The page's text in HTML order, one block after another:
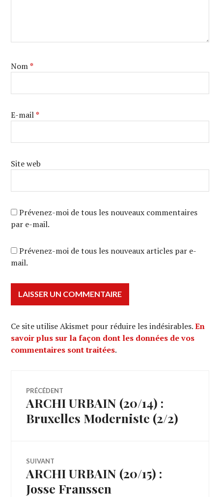
Nom*
E-mail*
Site web
Prévenez-moi de tous les nouveaux commentaires
par e-mail.
Prévenez-moi de tous les nouveaux articles par e-
mail.
Ce site utilise Akismet pour réduire les indésirables.En
savoir plus sur la façon dont les données de vos
commentaires sont traitées.
Navigation
de
PRÉCÉDENT
Article
précédent :
ARCHI URBAIN (20/14) :
Bruxelles Moderniste (2/2)
SUIVANT
Article
ARCHI URBAIN (20/15) :
Josse Franssen